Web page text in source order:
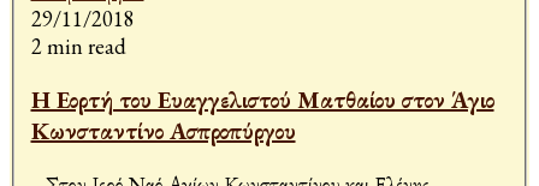
29/11/2018
2 min read
Η Εορτή του Ευαγγελιστού Ματθαίου στον Άγιο
Κωνσταντίνο Ασπροπύργου